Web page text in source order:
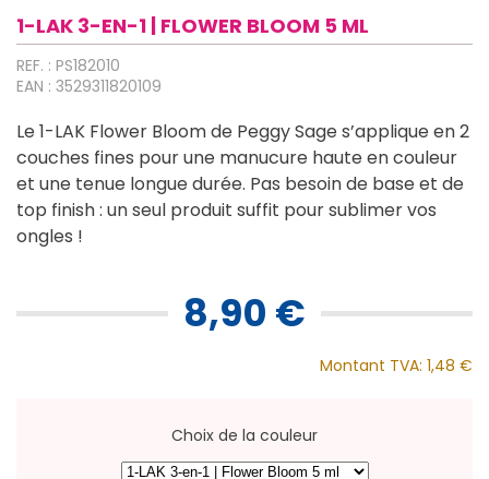
1-LAK 3-EN-1 | FLOWER BLOOM 5 ML
REF. : PS182010
EAN : 3529311820109
Le 1-LAK Flower Bloom de Peggy Sage s’applique en 2
couches fines pour une manucure haute en couleur
et une tenue longue durée. Pas besoin de base et de
top finish : un seul produit suffit pour sublimer vos
ongles !
8,90 €
Montant TVA: 1,48 €
Choix de la couleur